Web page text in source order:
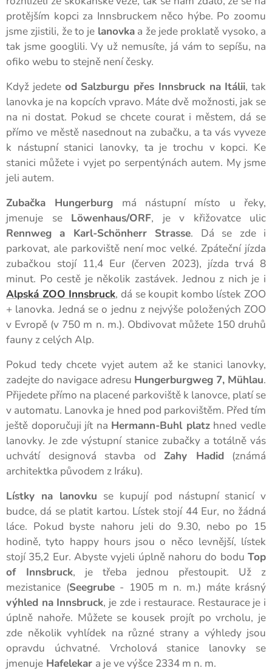
protějším kopci za Innsbruckem něco hýbe. Po zoomu
jsme zjistili, že to je lanovkaa že jede proklatě vysoko, a
tak jsme googlili. Vy už nemusíte, já vám to sepíšu, na
ofiko webu to stejně není česky.
Když jedete od Salzburgu přes Innsbruck na Itálii, tak
lanovka je na kopcích vpravo. Máte dvě možnosti, jak se
na ni dostat. Pokud se chcete courat i městem, dá se
přímo ve městě nasednout na zubačku, a ta vás vyveze
k nástupní stanici lanovky, ta je trochu v kopci. Ke
stanici můžete i vyjet po serpentýnách autem. My jsme
jeli autem.
Zubačka Hungerburg má nástupní místo u řeky,
jmenuje se Löwenhaus/ORF, je v křižovatce ulic
Rennweg a Karl-Schönherr Strasse. Dá se zde i
parkovat, ale parkoviště není moc velké. Zpáteční jízda
zubačkou stojí 11,4 Eur (červen 2023), jízda trvá 8
minut. Po cestě je několik zastávek. Jednou z nich je i
Alpská ZOO Innsbruck, dá se koupit kombo lístek ZOO
+ lanovka. Jedná se o jednu z nejvýše položených ZOO
v Evropě (v 750 m n. m.). Obdivovat můžete 150 druhů
fauny z celých Alp.
Pokud tedy chcete vyjet autem až ke stanici lanovky,
zadejte do navigace adresu Hungerburgweg 7, Mühlau.
Přijedete přímo na placené parkoviště k lanovce, platí se
v automatu. Lanovka je hned pod parkovištěm. Před tím
ještě doporučuji jít na Hermann-Buhl platzhned vedle
lanovky. Je zde výstupní stanice zubačky a totálně vás
uchvátí designová stavba od Zahy Hadid(známá
architektka původem z Iráku).
Lístky na lanovku se kupují pod nástupní stanicí v
budce, dá se platit kartou. Lístek stojí 44 Eur, no žádná
láce. Pokud byste nahoru jeli do 9.30, nebo po 15
hodině, tyto happy hours jsou o něco levnější, lístek
stojí 35,2 Eur. Abyste vyjeli úplně nahoru do bodu Top
of Innsbruck, je třeba jednou přestoupit. Už z
mezistanice (Seegrube- 1905 m n. m.) máte krásný
výhled na Innsbruck, je zde i restaurace. Restaurace je i
úplně nahoře. Můžete se kousek projít po vrcholu, je
zde několik vyhlídek na různé strany a výhledy jsou
opravdu úchvatné. Vrcholová stanice lanovky se
jmenuje Hafelekar a je ve výšce 2334 m n. m.